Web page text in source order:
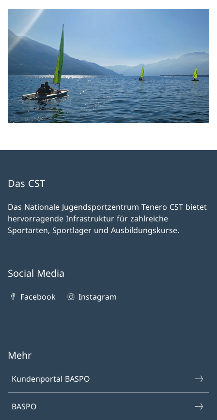
Das CST
Das Nationale Jugendsportzentrum Tenero CST bietet
hervorragende Infrastruktur für zahlreiche
Sportarten, Sportlager und Ausbildungskurse.
Social Media
Facebook Instagram
Mehr
Kundenportal BASPO
BASPO